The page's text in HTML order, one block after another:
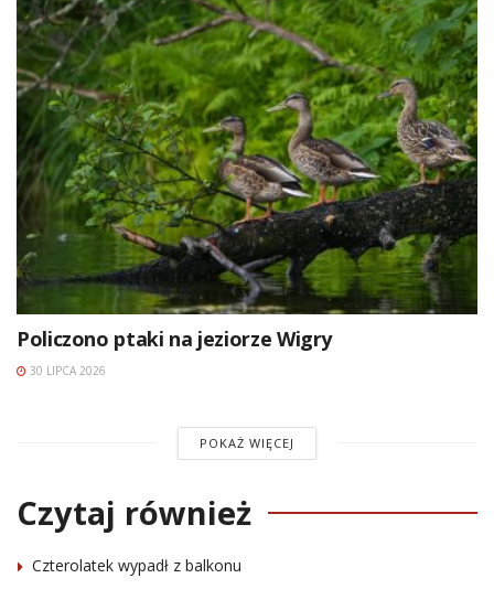
Policzono ptaki na jeziorze Wigry
30 LIPCA 2026
POKAŻ WIĘCEJ
Czytaj również
Czterolatek wypadł z balkonu